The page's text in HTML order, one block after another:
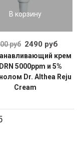
В корзину
руб 2490 руб
крем
5000ppm и 5%
Dr. Althea Reju
Cream